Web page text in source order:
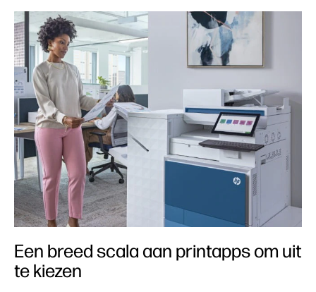
Een breed scala aan printapps om uit
te kiezen